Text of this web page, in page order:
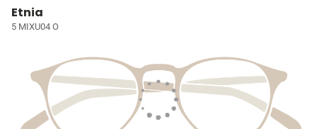
Etnia
5 MIXU04 O